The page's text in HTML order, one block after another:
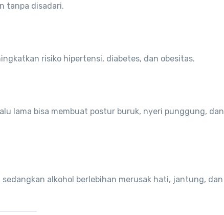
tanpa disadari.
risiko hipertensi, diabetes, dan obesitas.
lama bisa membuat postur buruk, nyeri punggung, dan
alkohol berlebihan merusak hati, jantung, dan